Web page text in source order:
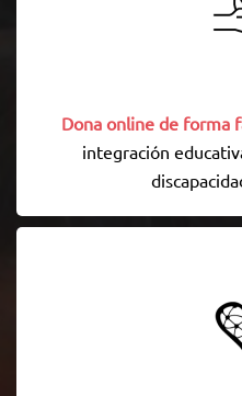
Dona online de forma
integración